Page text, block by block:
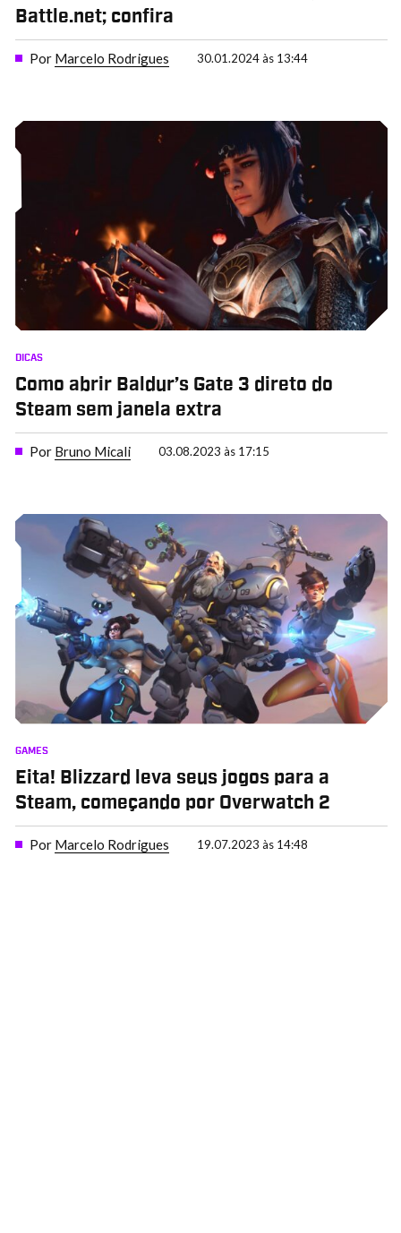
Battle.net; confira
Por Marcelo Rodrigues 30.01.2024 às 13:44
DICAS
Como abrir Baldur’s Gate 3 direto do
Steam sem janela extra
Por Bruno Micali 03.08.2023 às 17:15
GAMES
Eita! Blizzard leva seus jogos para a
Steam, começando por Overwatch 2
Por Marcelo Rodrigues 19.07.2023 às 14:48